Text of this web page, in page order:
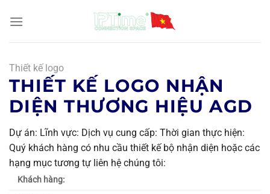
đến
Thiết kế logo
THIẾT KẾ LOGO NHẬN
DIỆN THƯƠNG HIỆU AGD
Dự án: Lĩnh vực: Dịch vụ cung cấp: Thời gian thực hiện:
Quý khách hàng có nhu cầu thiết kế bộ nhận diện hoặc các
hạng mục tương tự liên hệ chúng tôi:
Khách hàng: